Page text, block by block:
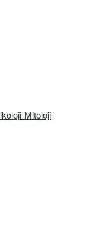
Mitoloji